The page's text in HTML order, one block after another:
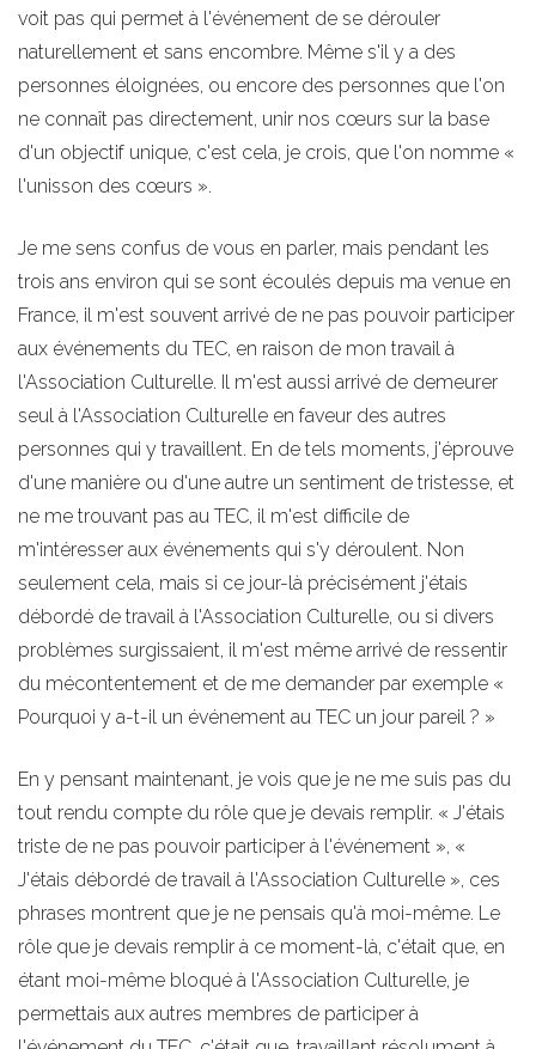
voit pas qui permet à l'événement de se dérouler
naturellement et sans encombre. Même s'il y a des
personnes éloignées, ou encore des personnes que l'on
ne connaît pas directement, unir nos cœurs sur la base
d'un objectif unique, c'est cela, je crois, que l'on nomme «
l'unisson des cœurs ».
Je me sens confus de vous en parler, mais pendant les
trois ans environ qui se sont écoulés depuis ma venue en
France, il m'est souvent arrivé de ne pas pouvoir participer
aux événements du TEC, en raison de mon travail à
l'Association Culturelle. Il m'est aussi arrivé de demeurer
seul à l'Association Culturelle en faveur des autres
personnes qui y travaillent. En de tels moments, j'éprouve
d'une manière ou d'une autre un sentiment de tristesse, et
ne me trouvant pas au TEC, il m'est difficile de
m'intéresser aux événements qui s'y déroulent. Non
seulement cela, mais si ce jour-là précisément j'étais
débordé de travail à l'Association Culturelle, ou si divers
problèmes surgissaient, il m'est même arrivé de ressentir
du mécontentement et de me demander par exemple «
Pourquoi y a-t-il un événement au TEC un jour pareil ? »
En y pensant maintenant, je vois que je ne me suis pas du
tout rendu compte du rôle que je devais remplir. « J'étais
triste de ne pas pouvoir participer à l'événement », «
J'étais débordé de travail à l'Association Culturelle », ces
phrases montrent que je ne pensais qu'à moi-même. Le
rôle que je devais remplir à ce moment-là, c'était que, en
étant moi-même bloqué à l'Association Culturelle, je
permettais aux autres membres de participer à